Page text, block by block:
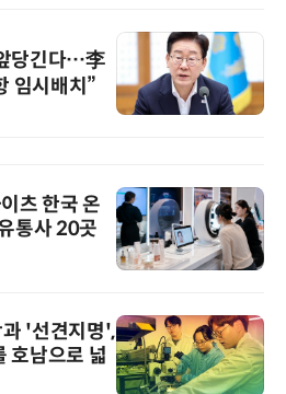
당긴다…李
임시배치”
츠 한국 온
통사 20곳
'선견지명',
호남으로 넓